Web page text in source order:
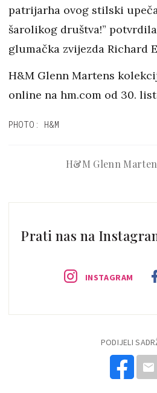
patrijarha ovog stilski
šarolikog društva!”
glumačka zvijezda Richard
H&M Glenn Martens
online na hm.com od 30.
PHOTO: H&M
H&M Glenn
Prati nas na
INSTAGRAM
PODIJELI